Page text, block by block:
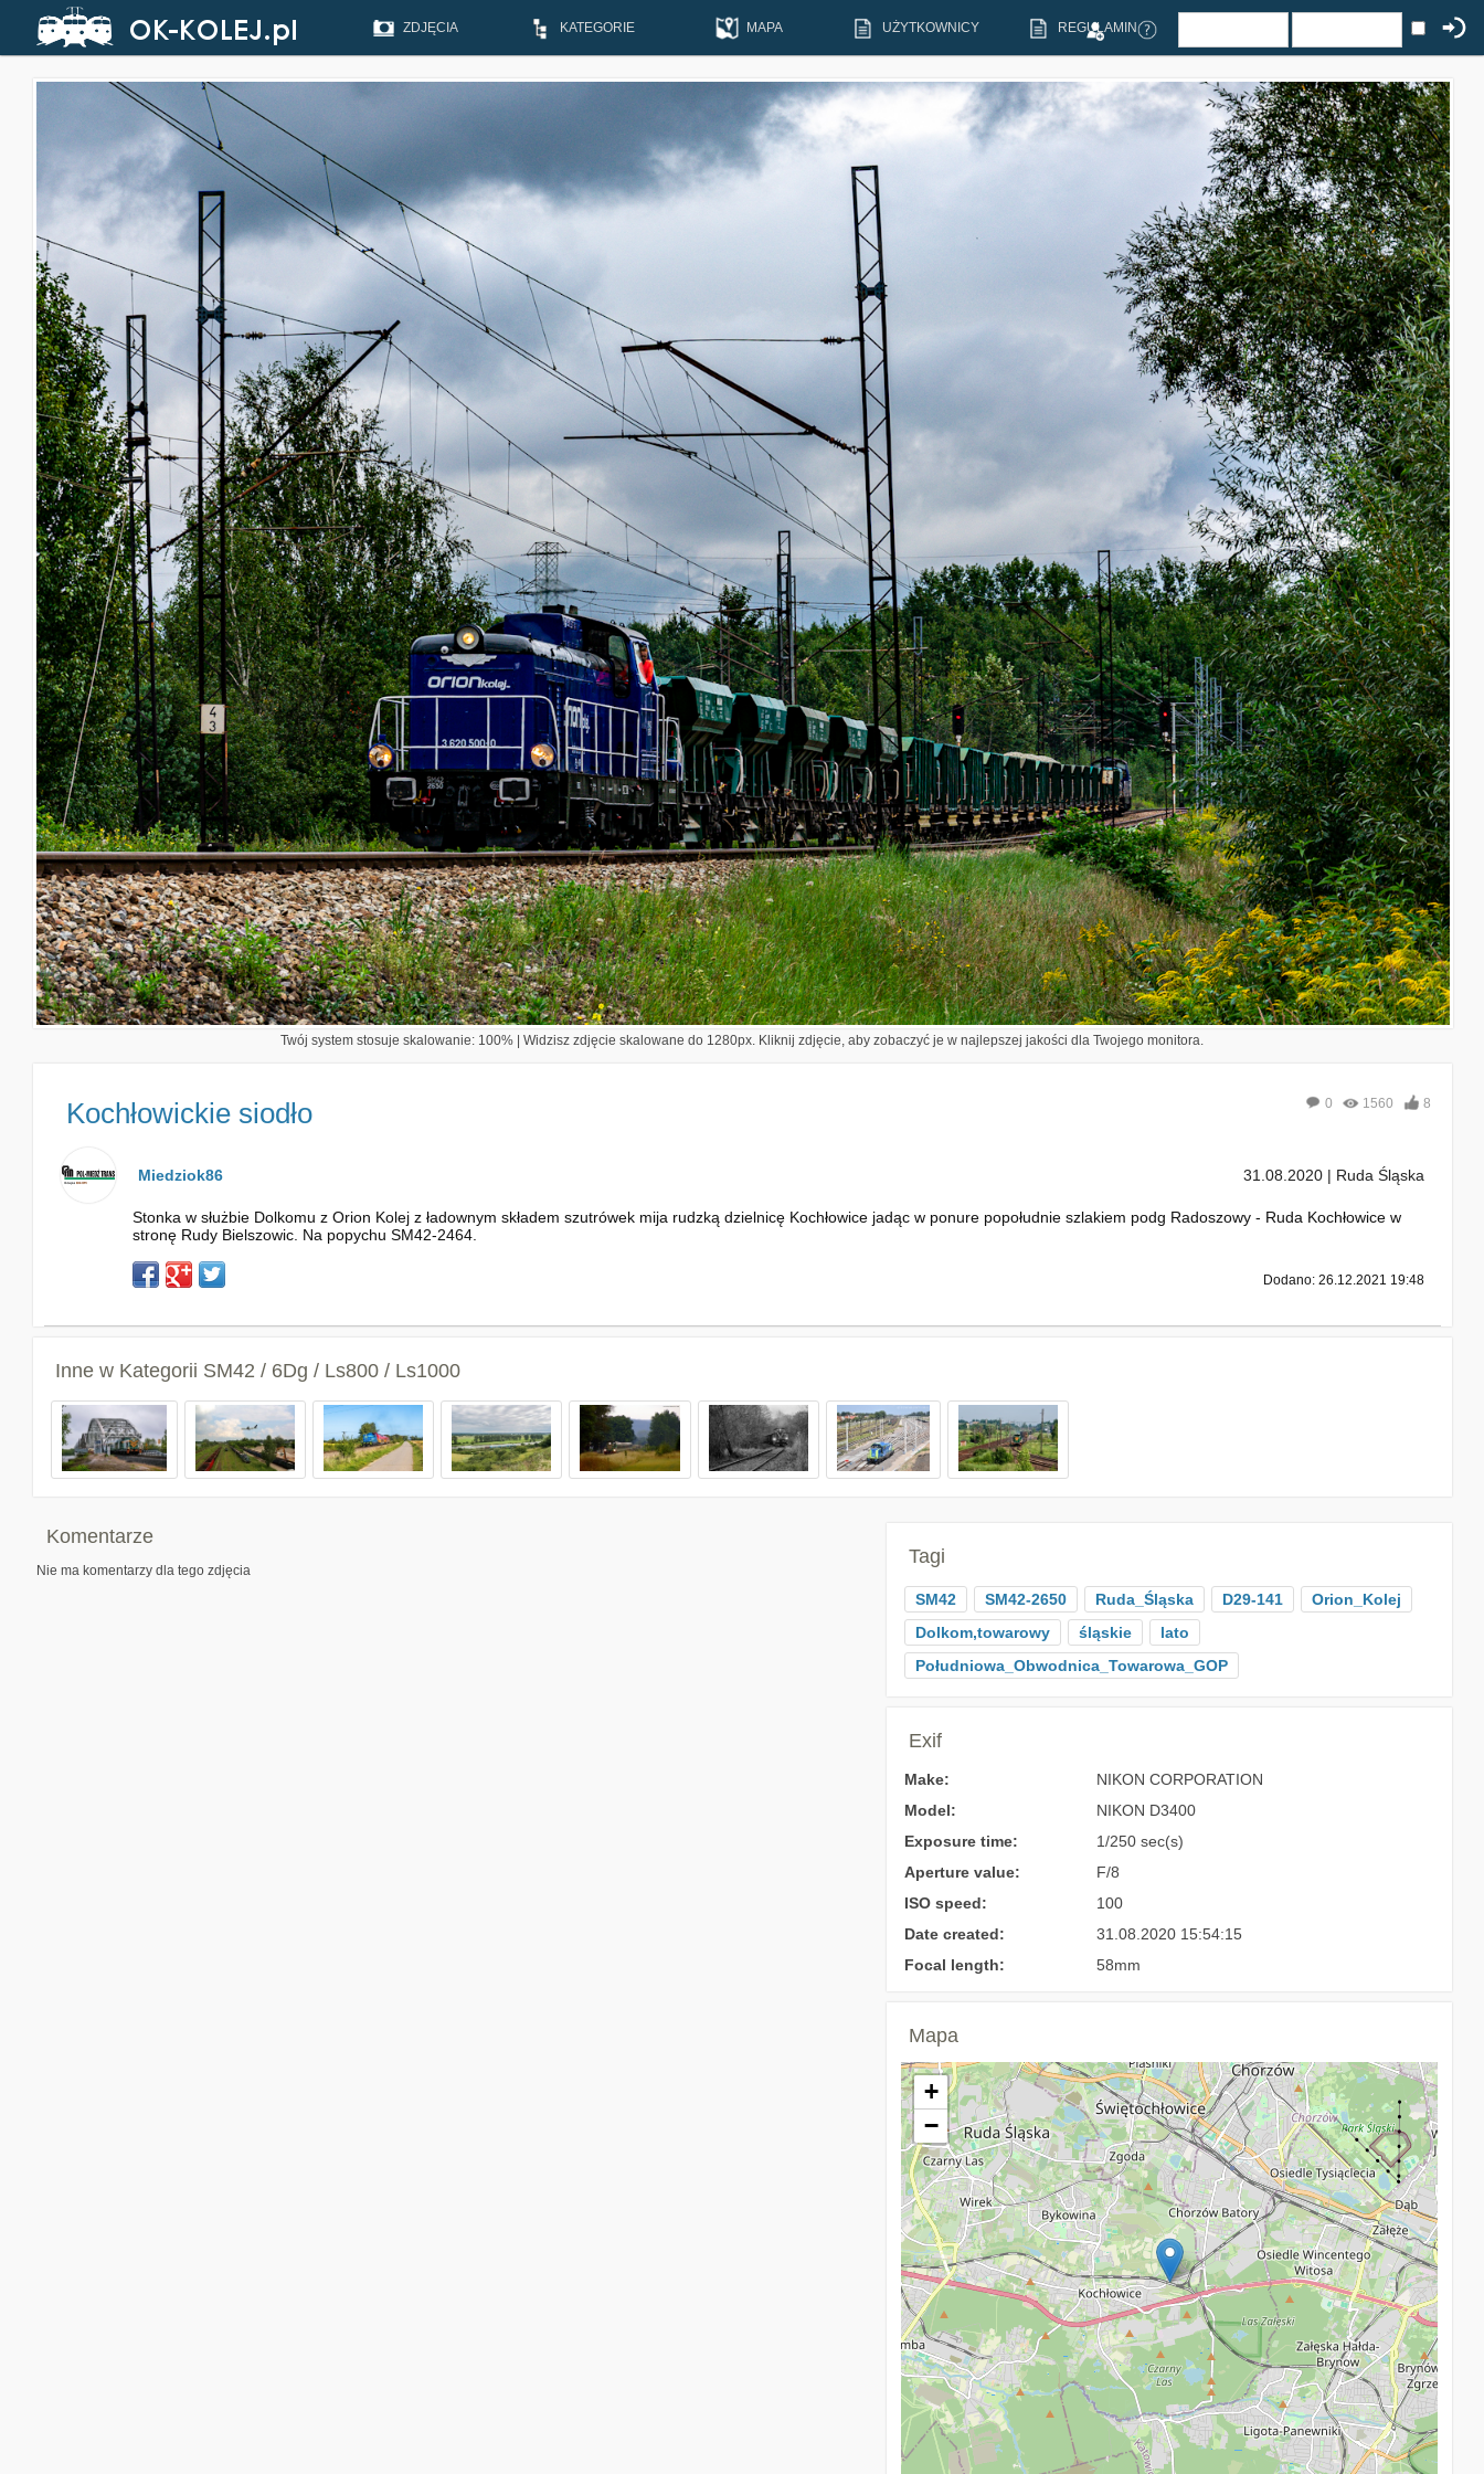
ZDJĘCIA KATEGORIE MAPA UŻYTKOWNICY REGULAMIN
Twój system stosuje skalowanie: 100% | Widzisz zdjęcie skalowane do 1280px. Kliknij zdjęcie, aby zobaczyć je w najlepszej jakości dla Twojego monitora.
Kochłowickie siodło 0 1560 8
Miedziok86 31.08.2020 | Ruda Śląska
Stonka w służbie Dolkomu z Orion Kolej z ładownym składem szutrówek mija rudzką dzielnicę Kochłowice jadąc w ponure popołudnie szlakiem podg Radoszowy - Ruda Kochłowice w
stronę Rudy Bielszowic. Na popychu SM42-2464.
Dodano: 26.12.2021 19:48
Inne w Kategorii SM42 / 6Dg / Ls800 / Ls1000
Komentarze
Nie ma komentarzy dla tego zdjęcia
Tagi
SM42 SM42-2650 Ruda_Śląska D29-141
Orion_Kolej
Dolkom,towarowy
śląskie
lato
Południowa_Obwodnica_Towarowa_GOP
Exif
Make:
NIKON CORPORATION
Model:
NIKON D3400
Exposure time:
1/250 sec(s)
Aperture value:
F/8
ISO speed:
100
Date created:
31.08.2020 15:54:15
Focal length:
58mm
Mapa
+
−